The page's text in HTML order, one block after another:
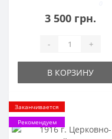
3 500 грн.
- +
В КОРЗИНУ
Заканчивается
Рекомендуем